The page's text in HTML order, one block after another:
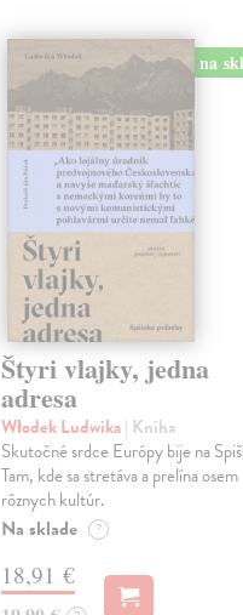
na
Štyri vlajky, jedna
adresa
Włodek Ludwika| Kniha
Skutočné srdce Európy bije na
Tam, kde sa stretáva a prelína osem
rôznych kultúr.
Na sklade ?
18,91 €